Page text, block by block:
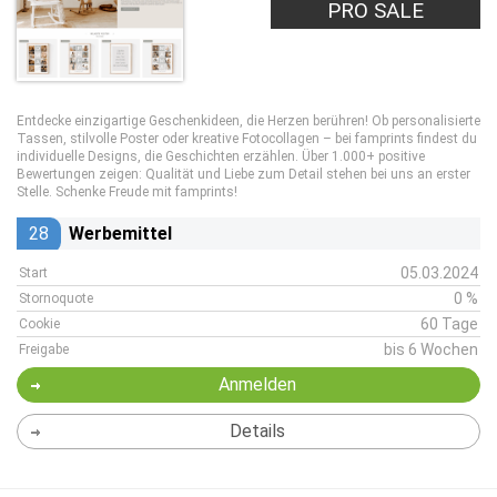
PRO SALE
Entdecke einzigartige Geschenkideen, die Herzen berühren! Ob personalisierte
Tassen, stilvolle Poster oder kreative Fotocollagen – bei famprints findest du
individuelle Designs, die Geschichten erzählen. Über 1.000+ positive
Bewertungen zeigen: Qualität und Liebe zum Detail stehen bei uns an erster
Stelle. Schenke Freude mit famprints!
28 Werbemittel
Start 05.03.2024
Stornoquote 0 %
Cookie 60 Tage
Freigabe bis 6 Wochen
Anmelden
Details